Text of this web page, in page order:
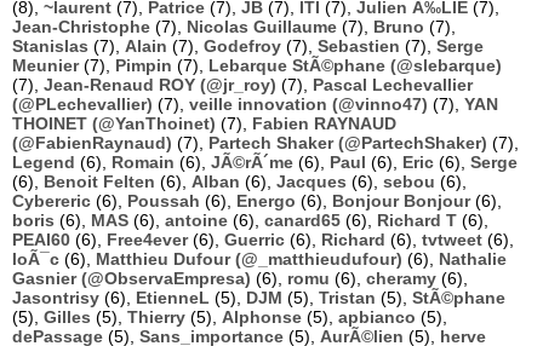
(8), ~laurent (7), Patrice (7), JB (7), ITI (7), Julien Ã‰LIE (7),
Jean-Christophe (7), Nicolas Guillaume (7), Bruno (7),
Stanislas (7), Alain (7), Godefroy (7), Sebastien (7), Serge
Meunier(7), Pimpin (7), Lebarque StÃ©phane (@slebarque)
(7), Jean-Renaud ROY (@jr_roy) (7), Pascal Lechevallier
(@PLechevallier) (7), veille innovation (@vinno47) (7), YAN
THOINET (@YanThoinet) (7), Fabien RAYNAUD
(@FabienRaynaud) (7), Partech Shaker (@PartechShaker) (7),
Legend (6), Romain (6), JÃ©rÃ´me (6), Paul (6), Eric (6), Serge
(6), Benoit Felten (6), Alban (6), Jacques (6), sebou (6),
Cybereric (6), Poussah (6), Energo (6), Bonjour Bonjour(6),
boris (6), MAS (6), antoine (6), canard65 (6), Richard T (6),
PEAI60 (6), Free4ever(6), Guerric (6), Richard (6), tvtweet (6),
loÃ¯c (6), Matthieu Dufour (@_matthieudufour) (6), Nathalie
Gasnier (@ObservaEmpresa) (6), romu (6), cheramy (6),
Jasontrisy (6), EtienneL (5), DJM (5), Tristan (5), StÃ©phane
(5), Gilles (5), Thierry (5), Alphonse (5), apbianco (5),
dePassage (5), Sans_importance (5), AurÃ©lien (5), herve